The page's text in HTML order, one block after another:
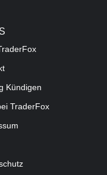
Kündigen
TraderFox